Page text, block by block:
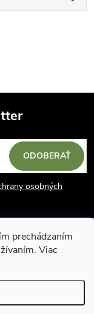
prechádzaním
Viac
osobných
ODOBERAŤ
práva vyhradené.